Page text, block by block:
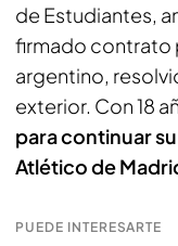
de Estudiantes,
firmado contrato
argentino,
exterior. Con 18
para continuar
Atlético de
PUEDE INTERESARTE